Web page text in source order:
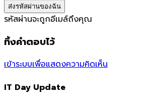
รหัสผ่านจะถูกอีเมล์ถึงคุณ
ทิ้งคำตอบไว้
เข้าระบบเพื่อแสดงความคิดเห็น
IT Day Update